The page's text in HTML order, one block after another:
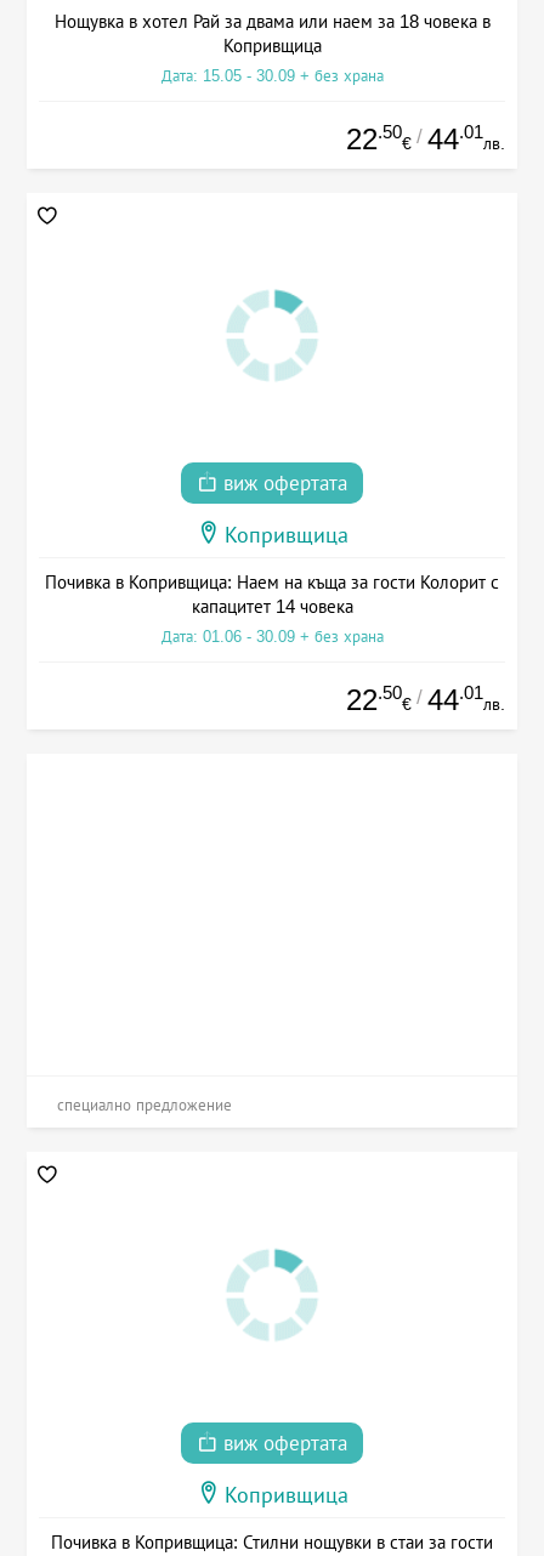
Нощувка в хотел Рай за двама или наем за 18 човека в
Копривщица
Дата: 15.05 - 30.09 + без храна
22.50
€ / 44.01
лв.
виж офертата
Копривщица
Почивка в Копривщица: Наем на къща за гости Колорит с
капацитет 14 човека
Дата: 01.06 - 30.09 + без храна
22.50
€ / 44.01
лв.
специално предложение
виж офертата
Копривщица
Почивка в Копривщица: Стилни нощувки в стаи за гости